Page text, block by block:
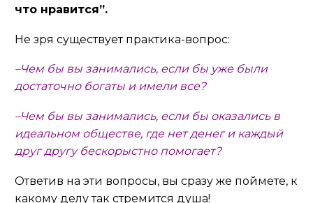
что нравится”.
Не зря существует практика-вопрос:
–Чем бы вы занимались, если бы уже были
достаточно богаты и имели все?
–Чем бы вы занимались, если бы оказались в
идеальном обществе, где нет денег и каждый
друг другу бескорыстно помогает?
Ответив на эти вопросы, вы сразу же поймете, к
какому делу так стремится душа!